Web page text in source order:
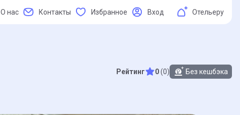
О нас Контакты Избранное Вход Отельеру
Рейтинг 0(0) Без кешбэка